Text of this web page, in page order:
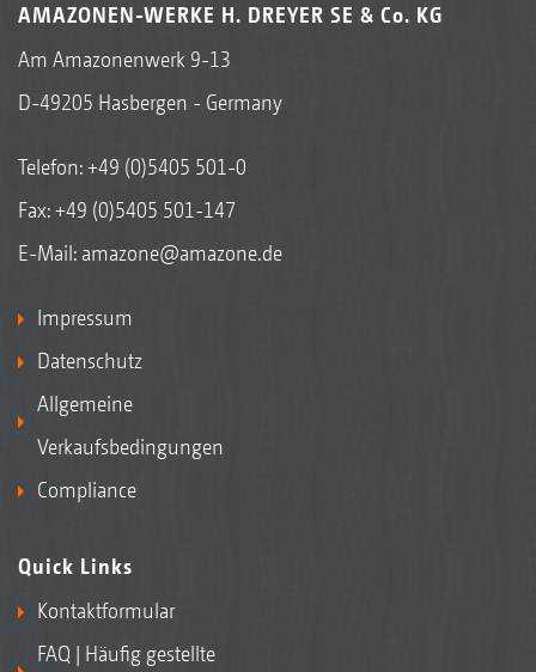
AMAZONEN-WERKE H. DREYER SE & Co. KG
Am Amazonenwerk 9-13
D-49205 Hasbergen - Germany
Telefon:+49 (0)5405 501-0
Fax: +49 (0)5405 501-147
E-Mail: amazone@amazone.de
Impressum
Datenschutz
Allgemeine
Verkaufsbedingungen
Compliance
Quick Links
Kontaktformular
FAQ | Häufig gestellte